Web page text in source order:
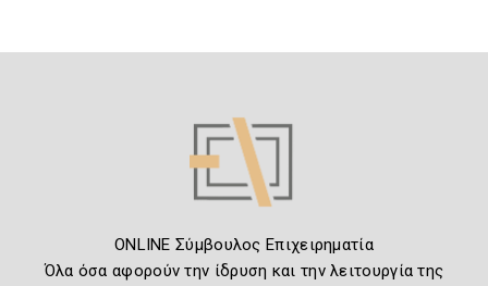
ONLINE Σύμβουλος Επιχειρηματία
Όλα όσα αφορούν την ίδρυση και την λειτουργία της